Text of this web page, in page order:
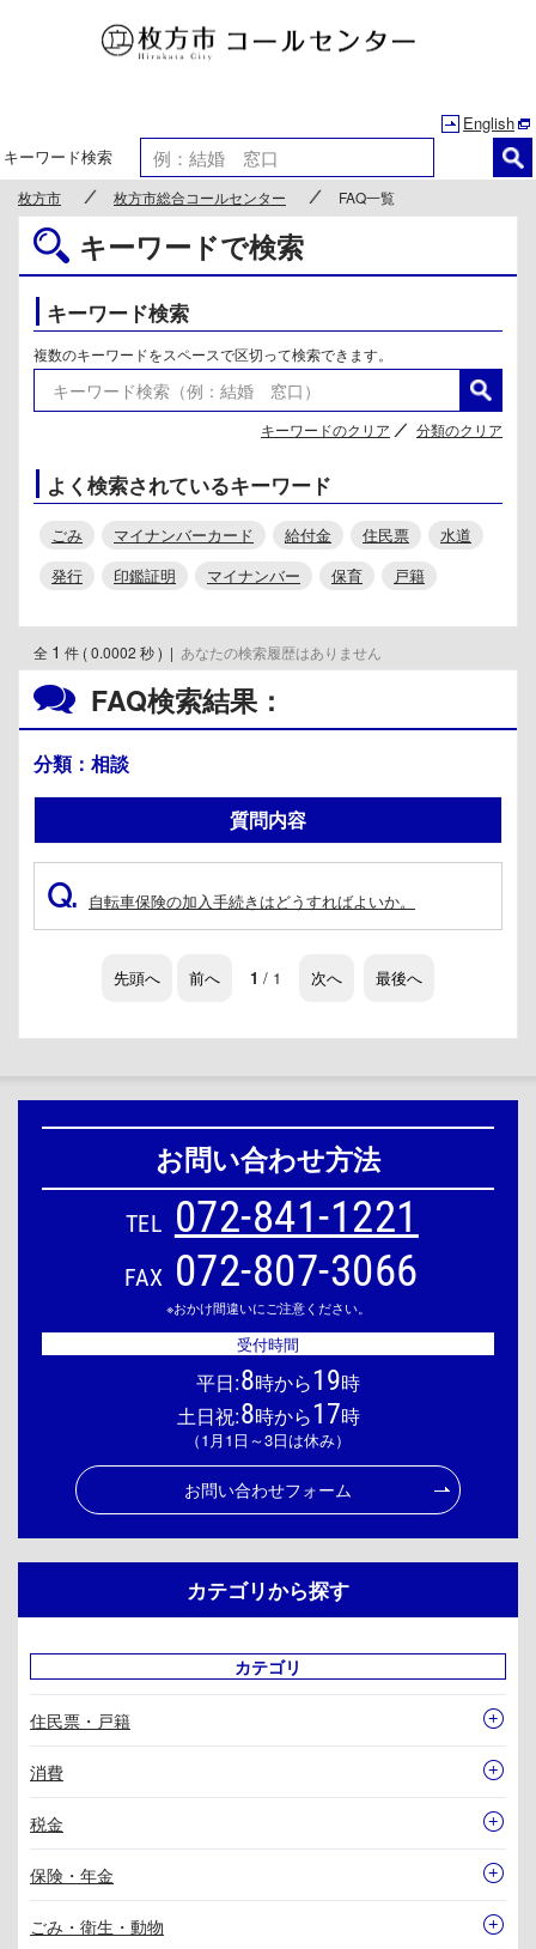
English
キーワード検索
枚方市 枚方市総合コールセンター FAQ一覧
キーワードで検索
キーワード検索
複数のキーワードをスペースで区切って検索できます。
キーワードのクリア 分類のクリア
よく検索されているキーワード
ごみ マイナンバーカード 給付金 住民票
水道
発行
印鑑証明 マイナンバー 保育 戸籍
FAQ検索結果：
分類：相談
全 1 件 ( 0.0002 秒 ) | あなたの検索履歴はありません
質問内容
Q. 自転車保険の加入手続きはどうすればよいか。
先頭へ 前へ 1 / 1 次へ 最後へ
お問い合わせ方法
TEL 072-841-1221
FAX 072-807-3066
※おかけ間違いにご注意ください。
受付時間
平日:8時から19時
土日祝:8時から17時
（1月1日～3日は休み）
お問い合わせフォーム
カテゴリから探す
カテゴリ
住民票・戸籍
消費
税金
保険・年金
ごみ・衛生・動物